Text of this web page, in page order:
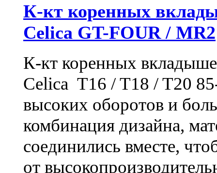
К-кт коренных
Celica GT-FOUR / MR2
К-кт коренных
Celica T16 / T18 / T20
высоких оборотов и
комбинация дизайна,
соединились вместе,
от